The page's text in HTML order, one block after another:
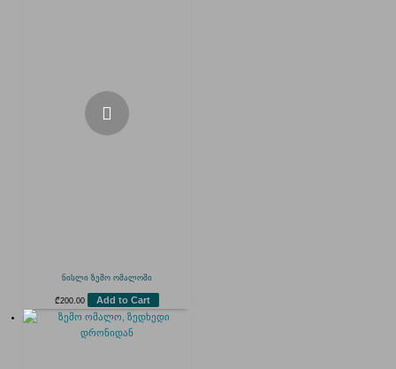
ნისლი ზემო ომალოში
₾200.00 Add to Cart